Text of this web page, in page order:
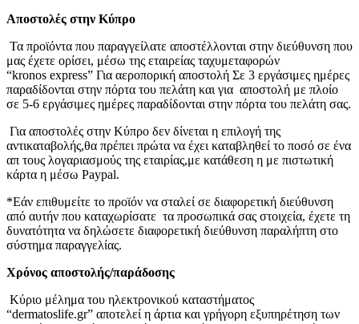
Αποστολές στην Κύπρο
Τα προϊόντα που παραγγείλατε αποστέλλονται στην διεύθυνση που
μας έχετε ορίσει, μέσω της εταιρείας ταχυμεταφορών
“kronos express” Για αεροπορική αποστολή Σε 3 εργάσιμες ημέρες
παραδίδονται στην πόρτα του πελάτη και για αποστολή με πλοίο
σε 5-6 εργάσιμες ημέρες παραδίδονται στην πόρτα του πελάτη σας.
Για αποστολές στην Κύπρο δεν δίνεται η επιλογή της
αντικαταβολής,θα πρέπει πρώτα να έχει καταβληθεί το ποσό σε ένα
απ τους λογαριασμούς της εταιρίας,με κατάθεση η με πιστωτική
κάρτα η μέσω Paypal.
*Εάν επιθυμείτε το προϊόν να σταλεί σε διαφορετική διεύθυνση
από αυτήν που καταχωρίσατε τα προσωπικά σας στοιχεία, έχετε τη
δυνατότητα να δηλώσετε διαφορετική διεύθυνση παραλήπτη στο
σύστημα παραγγελίας.
Χρόνος αποστολής/παράδοσης
Κύριο μέλημα του ηλεκτρονικού καταστήματος
“dermatoslife.gr” αποτελεί η άρτια και γρήγορη εξυπηρέτηση των